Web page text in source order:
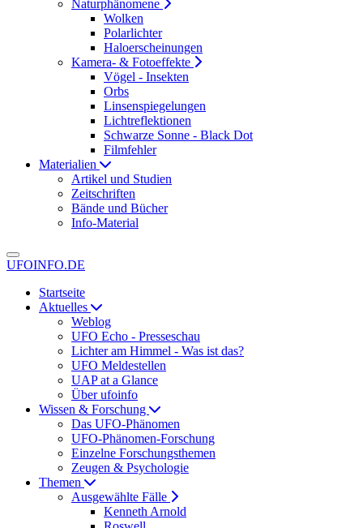
Naturphänomene
Wolken
Polarlichter
Haloerscheinungen
Kamera- & Fotoeffekte
Vögel - Insekten
Orbs
Linsenspiegelungen
Lichtreflektionen
Schwarze Sonne - Black Dot
Filmfehler
Materialien
Artikel und Studien
Zeitschriften
Bände und Bücher
Info-Material
UFOINFO.DE
Startseite
Aktuelles
Weblog
UFO Echo - Presseschau
Lichter am Himmel - Was ist das?
UFO Meldestellen
UAP at a Glance
Über ufoinfo
Wissen & Forschung
Das UFO-Phänomen
UFO-Phänomen-Forschung
Einzelne Forschungsthemen
Zeugen & Psychologie
Themen
Ausgewählte Fälle
Kenneth Arnold